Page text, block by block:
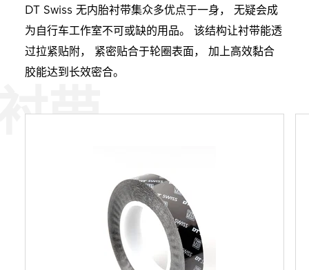
带
DT Swiss 无内胎衬带集众多优点于一身， 无疑会成
为自行车工作室不可或缺的用品。 该结构让衬带能透
过拉紧贴附， 紧密贴合于轮圈表面， 加上高效黏合
胶能达到长效密合。